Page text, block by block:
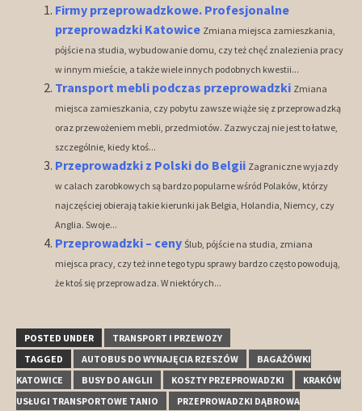
Firmy przeprowadzkowe. Profesjonalne
przeprowadzki Katowice Zmiana miejsca zamieszkania,
pójście na studia, wybudowanie domu, czy też chęć znalezienia pracy
w innym mieście, a także wiele innych podobnych kwestii...
Transport mebli podczas przeprowadzki Zmiana
miejsca zamieszkania, czy pobytu zawsze wiąże się z przeprowadzką
oraz przewożeniem mebli, przedmiotów. Zazwyczaj nie jest to łatwe,
szczególnie, kiedy ktoś...
Przeprowadzki z Polski do Belgii Zagraniczne wyjazdy
w calach zarobkowych są bardzo popularne wśród Polaków, którzy
najczęściej obierają takie kierunki jak Belgia, Holandia, Niemcy, czy
Anglia. Swoje...
Przeprowadzki – ceny Ślub, pójście na studia, zmiana
miejsca pracy, czy też inne tego typu sprawy bardzo często powodują,
że ktoś się przeprowadza. W niektórych...
POSTED UNDER
TRANSPORT I PRZEWOZY
TAGGED
AUTOBUS DO WYNAJĘCIA RZESZÓW
BAGAŻÓWKI
KATOWICE
BUSY DO ANGLII KOSZTY PRZEPROWADZKI
KRAKÓW
USŁUGI TRANSPORTOWE TANIO
PRZEPROWADZKI DĄBROWA